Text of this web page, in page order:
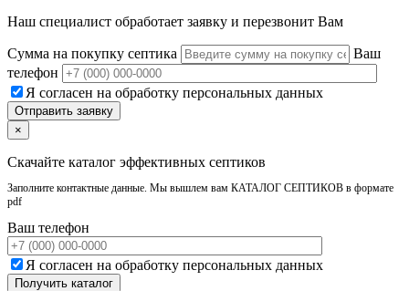
Наш специалист обработает заявку и перезвонит Вам
Сумма на покупку септика
Ваш
телефон
Я согласен на обработку персональных данных
×
Скачайте каталог эффективных септиков
Заполните контактные данные. Мы вышлем вам КАТАЛОГ СЕПТИКОВ в формате
pdf
Ваш телефон
Я согласен на обработку персональных данных